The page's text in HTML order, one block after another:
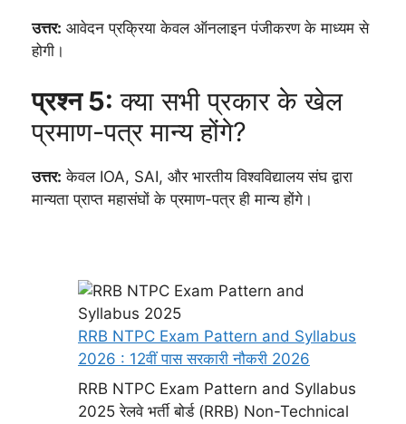
उत्तर: आवेदन प्रक्रिया केवल ऑनलाइन पंजीकरण के माध्यम से
होगी।
प्रश्न 5: क्या सभी प्रकार के खेल
प्रमाण-पत्र मान्य होंगे?
उत्तर: केवल IOA, SAI, और भारतीय विश्वविद्यालय संघ द्वारा
मान्यता प्राप्त महासंघों के प्रमाण-पत्र ही मान्य होंगे।
RRB NTPC Exam Pattern and Syllabus
2026 : 12वीं पास सरकारी नौकरी 2026
RRB NTPC Exam Pattern and Syllabus
2025 रेलवे भर्ती बोर्ड (RRB) Non-Technical